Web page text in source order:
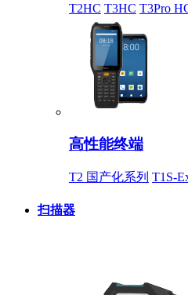
T2HC T3HC T3Pro
高性能终端
T2 国产化系列 T1S-
扫描器